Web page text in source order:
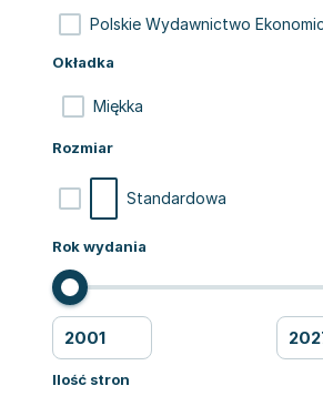
Polskie Wydawnictwo
Okładka
Miękka
Rozmiar
Standardowa
Rok wydania
Ilość stron